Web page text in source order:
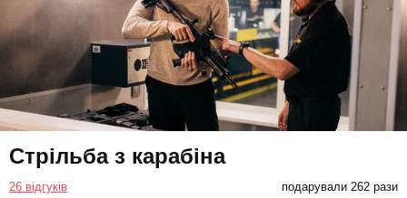
Стрільба з карабіна
26 відгуків подарували 262 рази